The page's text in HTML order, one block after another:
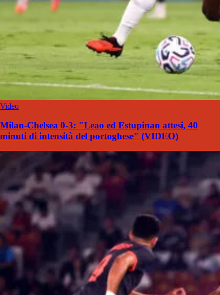
Video
Milan-Chelsea 0-3: "Leao ed Estupinan attesi, 40
minuti di intensità del portoghese" (VIDEO)